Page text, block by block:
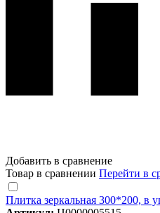
Добавить в сравнение
Товар в сравнении Перейти в
Плитка зеркальная 300*200, в